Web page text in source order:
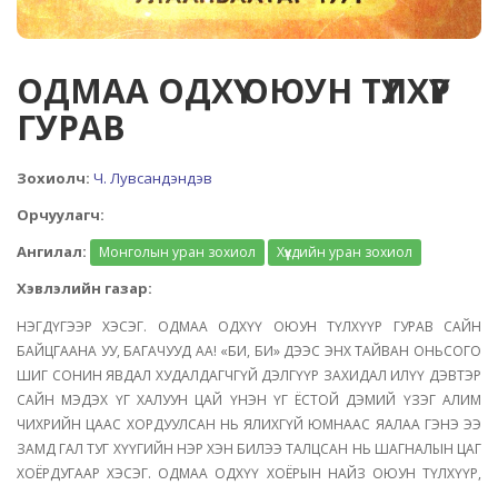
ОДМАА ОДХҮҮ ОЮУН ТҮЛХҮҮР
ГУРАВ
Зохиолч: Ч. Лувсандэндэв
Орчуулагч:
Ангилал:
Монголын уран зохиол Хүүхдийн уран зохиол
Хэвлэлийн газар:
НЭГДҮГЭЭР ХЭСЭГ. ОДМАА ОДХҮҮ ОЮУН ТҮЛХҮҮР ГУРАВ САЙН
БАЙЦГААНА УУ, БАГАЧУУД АА! «БИ, БИ» ДЭЭС ЭНХ ТАЙВАН ОНЬСОГО
ШИГ СОНИН ЯВДАЛ ХУДАЛДАГЧГҮЙ ДЭЛГҮҮР ЗАХИДАЛ ИЛҮҮ ДЭВТЭР
САЙН МЭДЭХ ҮГ ХАЛУУН ЦАЙ ҮНЭН ҮГ ЁСТОЙ ДЭМИЙ ҮЗЭГ АЛИМ
ЧИХРИЙН ЦААС ХОРДУУЛСАН НЬ ЯЛИХГҮЙ ЮМНААС ЯАЛАА ГЭНЭ ЭЭ
ЗАМД ГАЛ ТУГ ХҮҮГИЙН НЭР ХЭН БИЛЭЭ ТАЛЦСАН НЬ ШАГНАЛЫН ЦАГ
ХОЁРДУГААР ХЭСЭГ. ОДМАА ОДХҮҮ ХОЁРЫН НАЙЗ ОЮУН ТҮЛХҮҮР,